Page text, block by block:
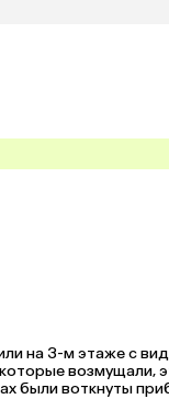
на 3-м этаже с
возмущали,
были воткнуты